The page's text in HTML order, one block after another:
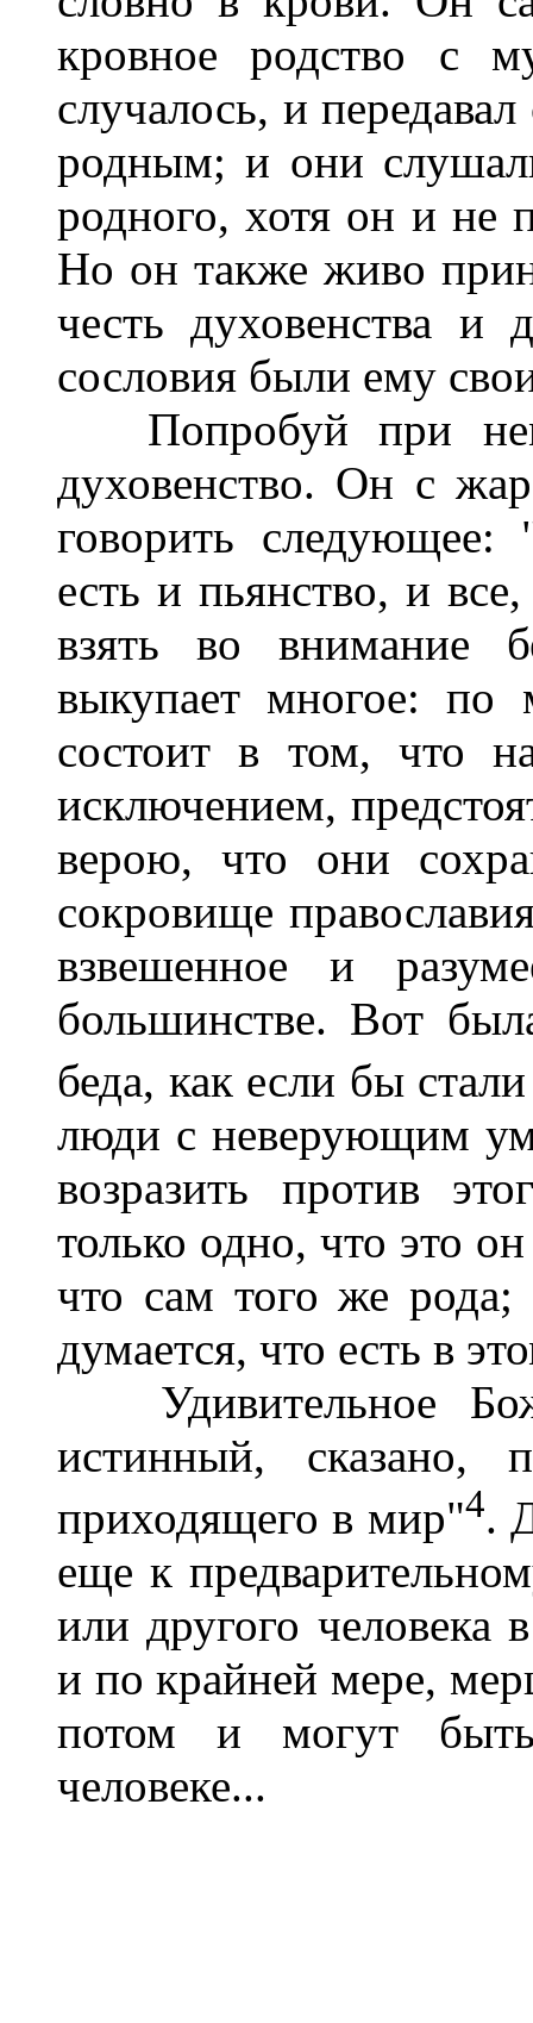
кровное родство с
случалось, и
родным; и они
родного, хотя он и не
Но он также живо
честь духовенства и
сословия были ему
Попробуй при
духовенство. Он с
говорить
есть и пьянство, и
взять во внимание
выкупает многое: по
состоит в том, что
исключением,
верою, что они
сокровище
взвешенное и
большинстве. Вот
беда, как если бы
люди с неверующим
возразить против
только одно, что это
что сам того же
думается, что есть в
Удивительное
истинный, сказано,
приходящего в мир"4.
еще к
или другого
и по крайней мере,
потом и могут
человеке...